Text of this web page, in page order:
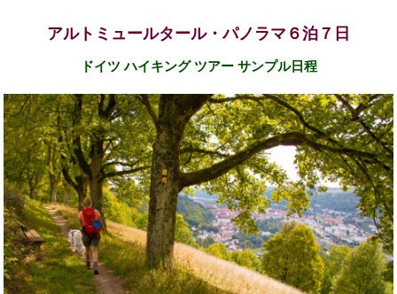
アルトミュールタール・パノラマ６泊７日
ドイツ ハイキング ツアー サンプル日程